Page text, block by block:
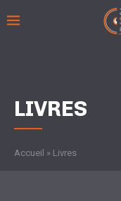
LIVRES
Accueil » Livres